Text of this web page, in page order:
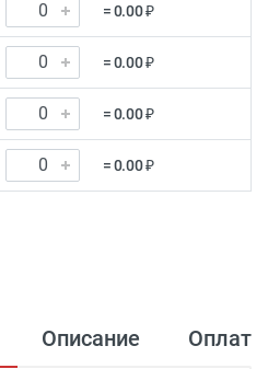
= 0.00 ₽
= 0.00 ₽
= 0.00 ₽
= 0.00 ₽
Описание Оплата